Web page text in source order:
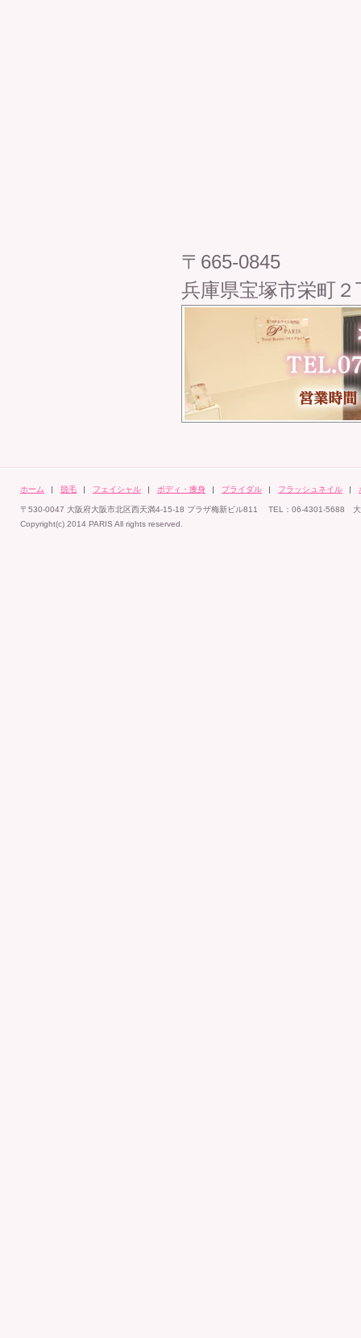
〒665-0845
兵庫県宝塚市栄町
ホーム 脱毛 フェイシャル ボディ・痩身 ブライダル フラッシュネイル
〒530-0047 大阪府大阪市北区西天満4-15-18 プラザ梅新ビル811 TEL：06-4301-5688 大
Copyright(c) 2014 PARIS All rights reserved.